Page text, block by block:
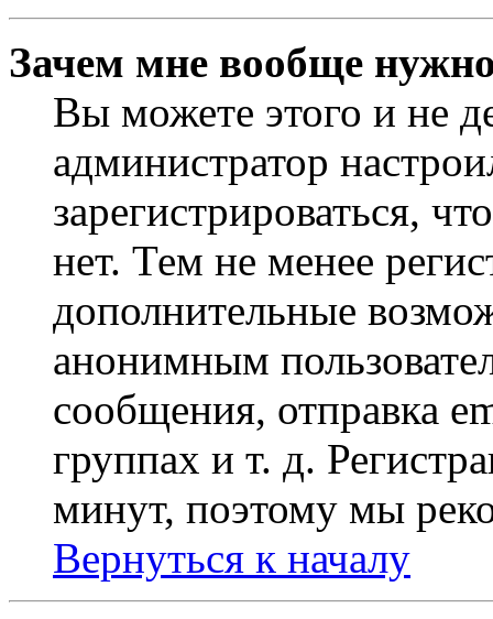
Зачем мне вообще
Вы можете этого и не
администратор
зарегистрироваться,
нет. Тем не менее
дополнительные
анонимным
сообщения, отправка
группах и т. д.
минут, поэтому мы
Вернуться к началу